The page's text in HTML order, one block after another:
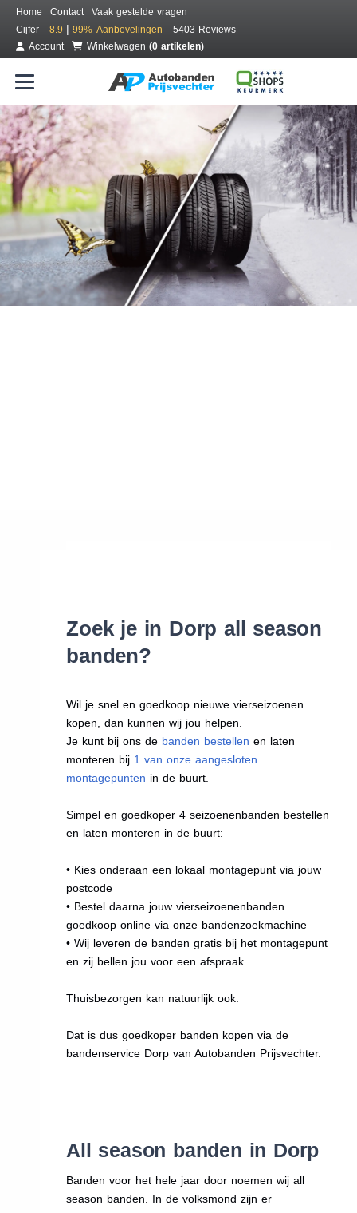
Home Contact
Vaak gestelde vragen
Cijfer
8.9 | 99% Aanbevelingen
5403 Reviews
Account
Winkelwagen (0 artikelen)
Bestel voordelig all season banden
Gratis bezorgd of montage bij jou in de buurt
Seizoen:
Merken:
Zoek je in Dorp all season
banden?
Wil je snel en goedkoop nieuwe vierseizoenen
kopen, dan kunnen wij jou helpen.
Je kunt bij ons de banden bestellen en laten
monteren bij 1 van onze aangesloten
montagepunten in de buurt.
Simpel en goedkoper 4 seizoenenbanden bestellen
en laten monteren in de buurt:
• Kies onderaan een lokaal montagepunt via jouw
postcode
• Bestel daarna jouw vierseizoenenbanden
goedkoop online via onze bandenzoekmachine
• Wij leveren de banden gratis bij het montagepunt
en zij bellen jou voor een afspraak
Thuisbezorgen kan natuurlijk ook.
Dat is dus goedkoper banden kopen via de
bandenservice Dorp van Autobanden Prijsvechter.
All season banden in Dorp
Banden voor het hele jaar door noemen wij all
season banden. In de volksmond zijn er